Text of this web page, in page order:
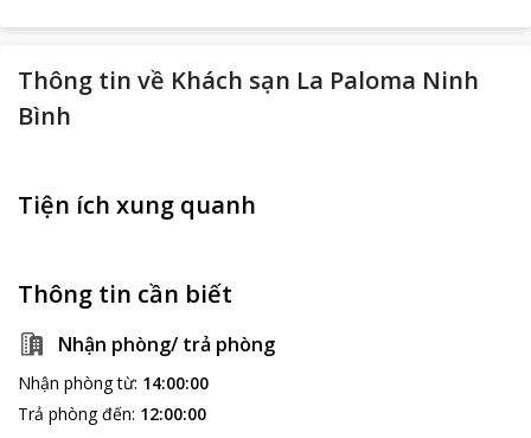
Thông tin về Khách sạn La Paloma Ninh
Bình
Tiện ích xung quanh
Thông tin cần biết
Nhận phòng/ trả phòng
Nhận phòng từ: 14:00:00
Trả phòng đến: 12:00:00